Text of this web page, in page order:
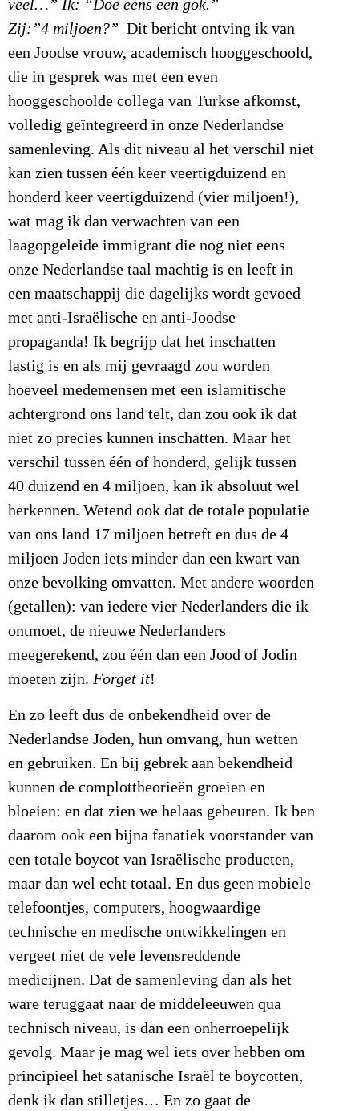
veel…” Ik: “Doe eens een gok.”
Zij:”4 miljoen?” Dit bericht ontving ik van
een Joodse vrouw, academisch hooggeschoold,
die in gesprek was met een even
hooggeschoolde collega van Turkse afkomst,
volledig geïntegreerd in onze Nederlandse
samenleving. Als dit niveau al het verschil niet
kan zien tussen één keer veertigduizend en
honderd keer veertigduizend (vier miljoen!),
wat mag ik dan verwachten van een
laagopgeleide immigrant die nog niet eens
onze Nederlandse taal machtig is en leeft in
een maatschappij die dagelijks wordt gevoed
met anti-Israëlische en anti-Joodse
propaganda! Ik begrijp dat het inschatten
lastig is en als mij gevraagd zou worden
hoeveel medemensen met een islamitische
achtergrond ons land telt, dan zou ook ik dat
niet zo precies kunnen inschatten. Maar het
verschil tussen één of honderd, gelijk tussen
40 duizend en 4 miljoen, kan ik absoluut wel
herkennen. Wetend ook dat de totale populatie
van ons land 17 miljoen betreft en dus de 4
miljoen Joden iets minder dan een kwart van
onze bevolking omvatten. Met andere woorden
(getallen): van iedere vier Nederlanders die ik
ontmoet, de nieuwe Nederlanders
meegerekend, zou één dan een Jood of Jodin
moeten zijn. Forget it!
En zo leeft dus de onbekendheid over de
Nederlandse Joden, hun omvang, hun wetten
en gebruiken. En bij gebrek aan bekendheid
kunnen de complottheorieën groeien en
bloeien: en dat zien we helaas gebeuren. Ik ben
daarom ook een bijna fanatiek voorstander van
een totale boycot van Israëlische producten,
maar dan wel echt totaal. En dus geen mobiele
telefoontjes, computers, hoogwaardige
technische en medische ontwikkelingen en
vergeet niet de vele levensreddende
medicijnen. Dat de samenleving dan als het
ware teruggaat naar de middeleeuwen qua
technisch niveau, is dan een onherroepelijk
gevolg. Maar je mag wel iets over hebben om
principieel het satanische Israël te boycotten,
denk ik dan stilletjes… En zo gaat de